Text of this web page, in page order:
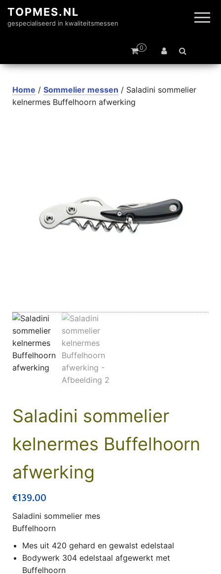
TOPMES.NL
gespecialiseerd in kwaliteitsmessen
0
Home / Sommelier messen / Saladini sommelier
kelnermes Buffelhoorn afwerking
Saladini sommelier
kelnermes Buffelhoorn
afwerking
€139.00
Saladini sommelier mes
Buffelhoorn
Mes uit 420 gehard en gewalst edelstaal
Bodywerk 304 edelstaal afgewerkt met
Buffelhoorn